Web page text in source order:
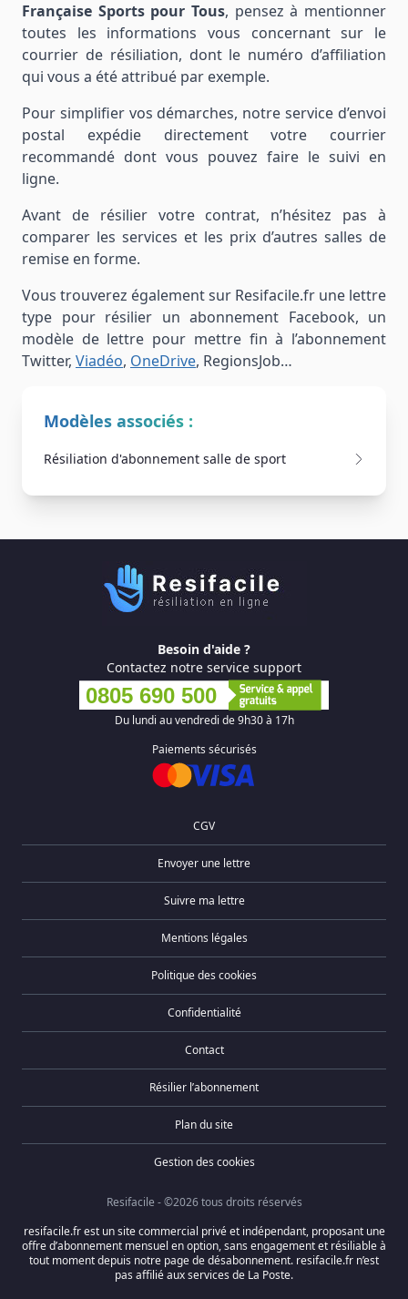
Française Sports pour Tous, pensez à mentionner
toutes les informations vous concernant sur le
courrier de résiliation, dont le numéro d’affiliation
qui vous a été attribué par exemple.
Pour simplifier vos démarches, notre service d’envoi
postal expédie directement votre courrier
recommandé dont vous pouvez faire le suivi en
ligne.
Avant de résilier votre contrat, n’hésitez pas à
comparer les services et les prix d’autres salles de
remise en forme.
Vous trouverez également sur Resifacile.fr une lettre
type pour résilier un abonnement Facebook, un
modèle de lettre pour mettre fin à l’abonnement
Twitter, Viadéo, OneDrive, RegionsJob…
Modèles associés :
Résiliation d'abonnement salle de sport
Besoin d'aide ?
Contactez notre service support
0805 690 500
Du lundi au vendredi de 9h30 à 17h
Paiements sécurisés
CGV
Envoyer une lettre
Suivre ma lettre
Mentions légales
Politique des cookies
Confidentialité
Contact
Résilier l’abonnement
Plan du site
Gestion des cookies
Resifacile - ©2026 tous droits réservés
resifacile.fr est un site commercial privé et indépendant, proposant une
offre d’abonnement mensuel en option, sans engagement et résiliable à
tout moment depuis notre page de désabonnement. resifacile.fr n’est
pas affilié aux services de La Poste.